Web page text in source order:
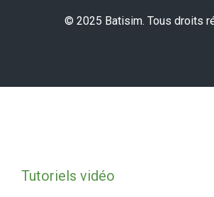
© 2025 Batisim. Tous droits
Tutoriels vidéo